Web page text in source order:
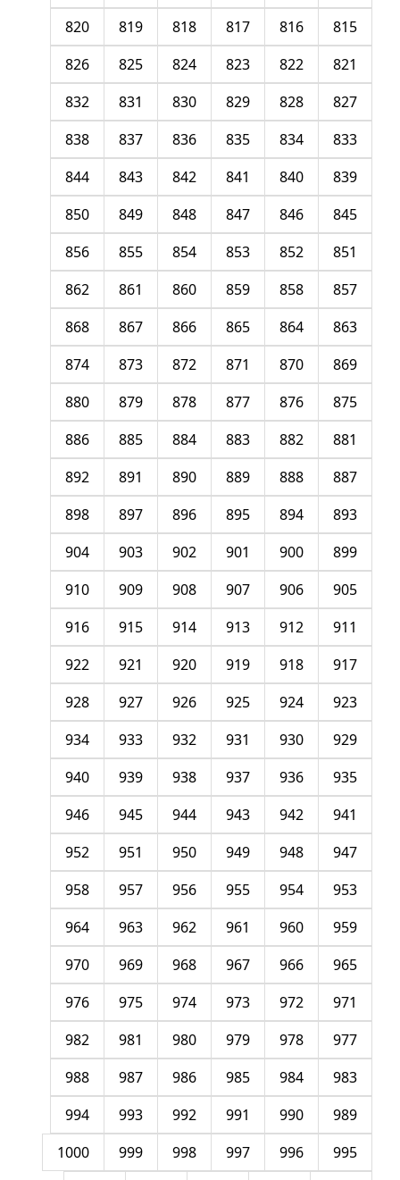
815
816
817
818
819
820
821
822
823
824
825
826
827
828
829
830
831
832
833
834
835
836
837
838
839
840
841
842
843
844
845
846
847
848
849
850
851
852
853
854
855
856
857
858
859
860
861
862
863
864
865
866
867
868
869
870
871
872
873
874
875
876
877
878
879
880
881
882
883
884
885
886
887
888
889
890
891
892
893
894
895
896
897
898
899
900
901
902
903
904
905
906
907
908
909
910
911
912
913
914
915
916
917
918
919
920
921
922
923
924
925
926
927
928
929
930
931
932
933
934
935
936
937
938
939
940
941
942
943
944
945
946
947
948
949
950
951
952
953
954
955
956
957
958
959
960
961
962
963
964
965
966
967
968
969
970
971
972
973
974
975
976
977
978
979
980
981
982
983
984
985
986
987
988
989
990
991
992
993
994
995
996
997
998
999
1000